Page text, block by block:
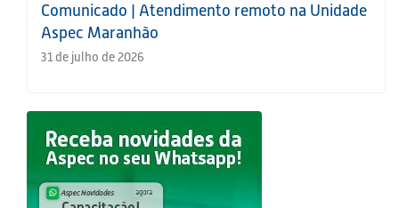
Comunicado | Atendimento remoto na Unidade
Aspec Maranhão
31 de julho de 2026